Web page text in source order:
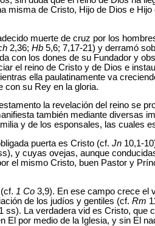
misma de Cristo, Hijo de Dios e
muerte de cruz por los
2,36; Hb 5,6; 7,17-21) y derramó
con los dones de su Fundador y
el reino de Cristo y de Dios e
ella paulatinamente va
con su Rey en la gloria.
la revelación del reino se
también mediante diversas
y de los esponsales, las cuales
puerta es Cristo (cf. Jn 10,1-
y cuyas ovejas, aunque
el mismo Cristo, buen Pastor y
1 Co 3,9). En ese campo crece el
de los judíos y gentiles (cf. Rm
ss). La verdadera vid es Cristo, que
El por medio de la Iglesia, y sin El